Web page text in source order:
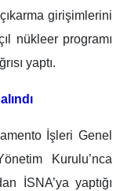
girişimlerini
nükleer programı
yaptı.
İşleri Genel
Kurulu’nca
İSNA’ya yaptığı